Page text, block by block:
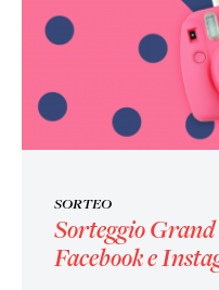
SORTEO
Sorteggio
Facebook e